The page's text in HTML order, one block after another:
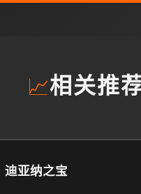
📈相关推
迪亚纳之宝